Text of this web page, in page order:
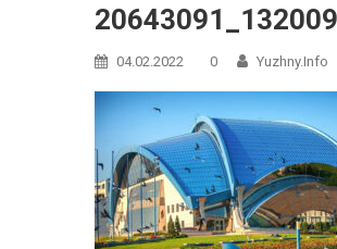
04.02.2022 0 Yuzhny.info